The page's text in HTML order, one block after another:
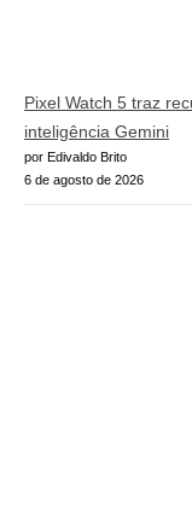
Pixel Watch 5 traz
inteligência Gemini
por Edivaldo Brito
6 de agosto de 2026